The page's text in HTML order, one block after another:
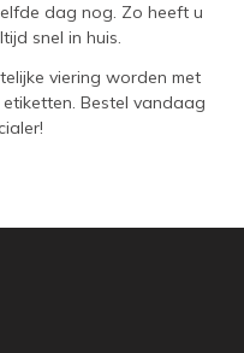
dag nog. Zo heeft u
snel in huis.
viering worden met
Bestel vandaag